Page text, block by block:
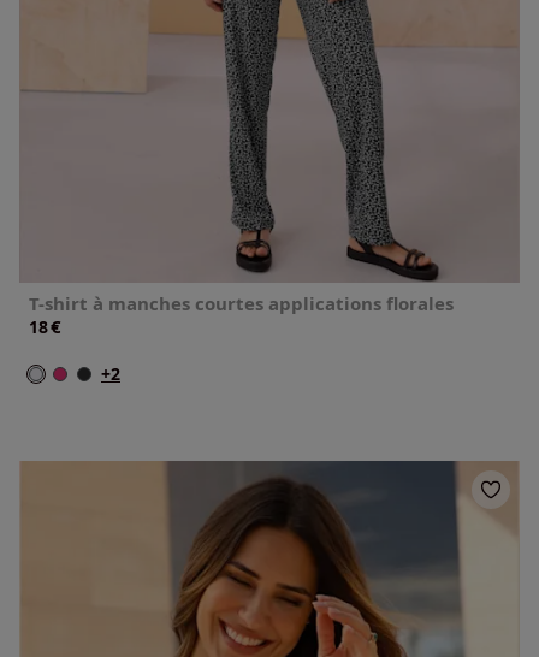
T-shirt à manches courtes applications florales
18€
+2